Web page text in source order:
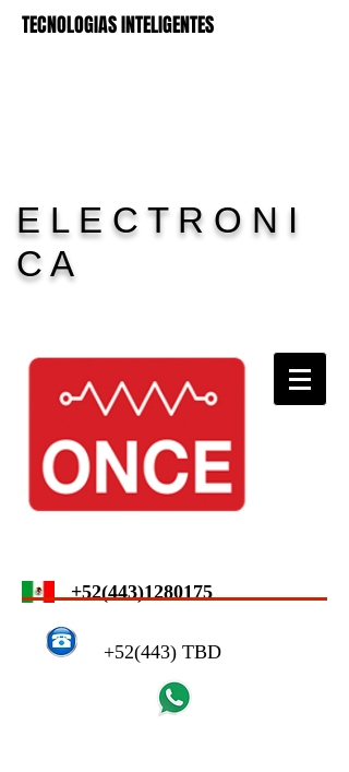
TECNOLOGIAS INTELIGENTES
E L E C T R O N I
C A
11 Electronica
+52(443)1280175
+52(443) TBD